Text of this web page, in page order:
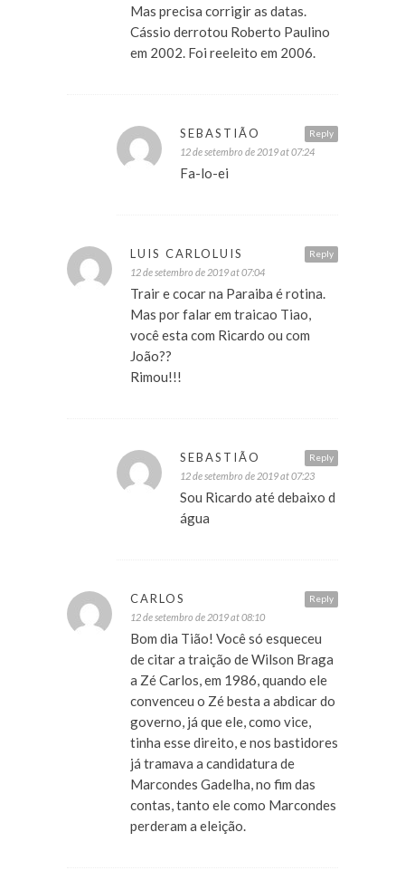
Mas precisa corrigir as datas.
Cássio derrotou Roberto Paulino
em 2002. Foi reeleito em 2006.
Reply
SEBASTIÃO
12 de setembro de 2019 at 07:24
Fa-lo-ei
Reply
LUIS CARLOLUIS
12 de setembro de 2019 at 07:04
Trair e cocar na Paraiba é rotina.
Mas por falar em traicao Tiao,
você esta com Ricardo ou com
João??
Rimou!!!
Reply
SEBASTIÃO
12 de setembro de 2019 at 07:23
Sou Ricardo até debaixo d
água
Reply
CARLOS
12 de setembro de 2019 at 08:10
Bom dia Tião! Você só esqueceu
de citar a traição de Wilson Braga
a Zé Carlos, em 1986, quando ele
convenceu o Zé besta a abdicar do
governo, já que ele, como vice,
tinha esse direito, e nos bastidores
já tramava a candidatura de
Marcondes Gadelha, no fim das
contas, tanto ele como Marcondes
perderam a eleição.